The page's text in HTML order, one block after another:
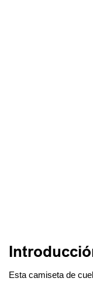
Esta camiseta de